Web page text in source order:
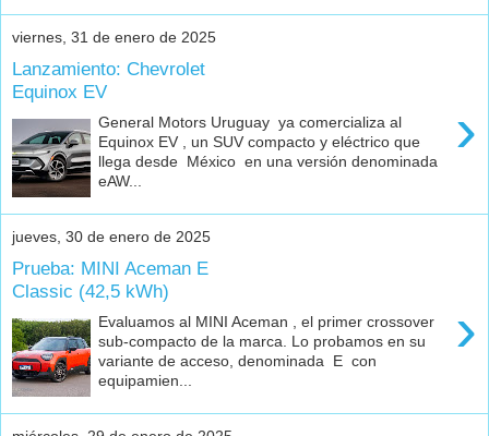
viernes, 31 de enero de 2025
Lanzamiento: Chevrolet
Equinox EV
›
General Motors Uruguay ya comercializa al
Equinox EV , un SUV compacto y eléctrico que
llega desde México en una versión denominada
eAW...
jueves, 30 de enero de 2025
Prueba: MINI Aceman E
Classic (42,5 kWh)
›
Evaluamos al MINI Aceman , el primer crossover
sub-compacto de la marca. Lo probamos en su
variante de acceso, denominada E con
equipamien...